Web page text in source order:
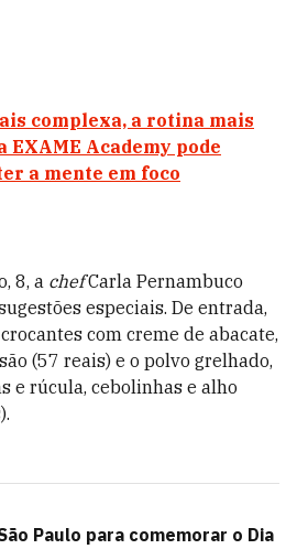
complexa, a rotina mais
EXAME Academy pode
a mente em foco
8, a chefCarla Pernambuco
especiais. De entrada,
com creme de abacate,
(57 reais) e o polvo grelhado,
e rúcula, cebolinhas e alho
Paulo para comemorar o Dia